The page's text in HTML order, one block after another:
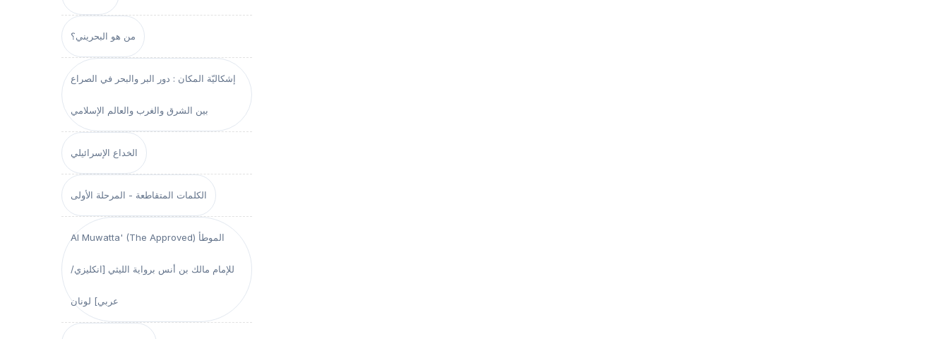
من هو البحريني؟
إشكاليّة المكان : دور البر والبحر في الصراع
بين الشرق والغرب والعالم الإسلامي
الخداع الإسرائيلي
الكلمات المتقاطعة - المرحلة الأولى
Al Muwatta' (The Approved) الموطأ
للإمام مالك بن أنس برواية الليثي [انكليزي/
عربي] لونان